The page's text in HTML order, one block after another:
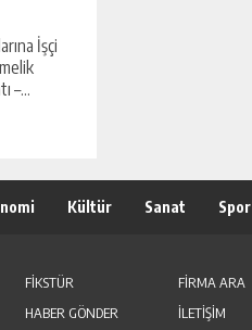
İşçi
–...
Kültür Sanat Spor
FİKSTÜR FİRMA ARA
HABER GÖNDER İLETİŞİM